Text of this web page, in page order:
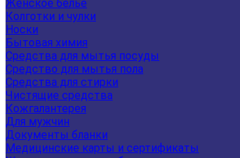
Женское белье
Колготки и чулки
Носки
Бытовая химия
Средства для мытья посуды
Средство для мытья пола
Средства для стирки
Чистящие средства
Кожгалантерея
Для мужчин
Документы бланки
Медицинские карты и сертификаты